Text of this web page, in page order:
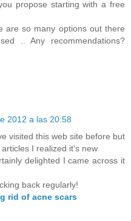
propose starting with a free
are so many options out there
.. Any recommendations?
2012 a las 20:58
visited this web site before but
I realized it's new
delighted I came across it
back regularly!
rid of acne scars